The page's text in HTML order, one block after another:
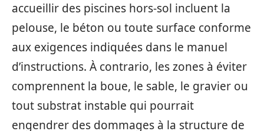
accueillir des piscines hors-sol incluent la
pelouse, le béton ou toute surface conforme
aux exigences indiquées dans le manuel
d’instructions. À contrario, les zones à éviter
comprennent la boue, le sable, le gravier ou
tout substrat instable qui pourrait
engendrer des dommages à la structure de